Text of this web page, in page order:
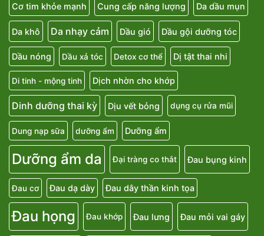
Cơ tim khỏe mạnh Cung cấp năng lượng Da dầu mụn
Da khô Da nhạy cảm Dầu gió Dầu gội dưỡng tóc
Dầu nóng Dầu xả tóc Detox cơ thể Dị tật thai nhi
Di tinh - mộng tinh Dịch nhờn cho khớp
Dinh dưỡng thai kỳ Dịu vết bỏng dụng cụ rửa mũi
Dung nạp sữa dưỡng ẩm Dưỡng ẩm
Dưỡng ẩm da Đại tràng co thắt Đau bụng kinh
Đau cơ Đau dạ dày Đau dây thần kinh tọa
Đau họng Đau khớp Đau lưng Đau mỏi vai gáy